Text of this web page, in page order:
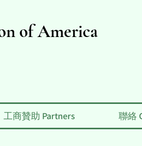
of America
工商贊助 Partners 聯絡